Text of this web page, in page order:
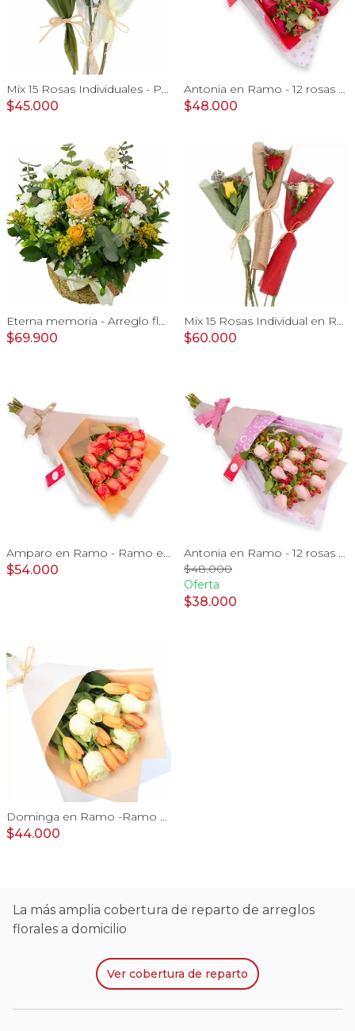
Mix 15 Rosas Individuales - Pack de 15 rosas individuales de colores surtidos envueltas en papel.
$45.000
Antonia en Ramo - 12 rosas mix blanco y rojo con hypericum
$48.000
Eterna memoria - Arreglo floral con Mini claveles blancos rosas ecuatorianas blancas, gypsophilia y astromelias amarillas
$69.900
Mix 15 Rosas Individual en Ramo - Pack de 15 mini ramos de rosas individuales, hypericum y limonium
$60.000
Amparo en Ramo - Ramo extendido 18 rosas ecuatoriana naranjo
$54.000
Antonia en Ramo - 12 rosas ecuatorianas rosado e hypericum
$48.000
Oferta
$38.000
Dominga en Ramo -Ramo de Rosas Blanco y Tulipanes naranjo
$44.000
La más amplia cobertura de reparto de arreglos
florales a domicilio
Ver cobertura de reparto